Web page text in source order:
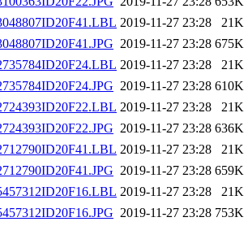
2019-11-27 23:28
21K
2019-11-27 23:28 675K
2019-11-27 23:28
21K
2019-11-27 23:28 610K
2019-11-27 23:28
21K
2019-11-27 23:28 636K
2019-11-27 23:28
21K
2019-11-27 23:28 659K
2019-11-27 23:28
21K
2019-11-27 23:28 753K